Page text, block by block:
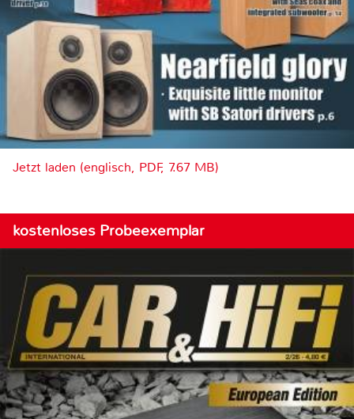
Jetzt laden (englisch, PDF, 7.67 MB)
kostenloses Probeexemplar